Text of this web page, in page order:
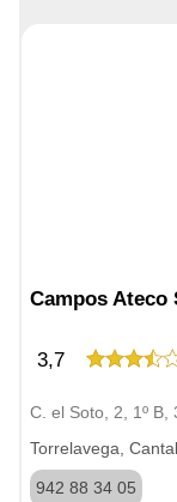
Campos Ateco
3,7
C. el Soto, 2, 1º B,
Torrelavega,
942 88 34 05